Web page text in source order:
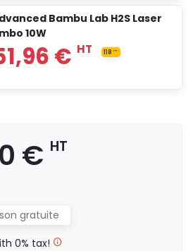
1 415,00 €HT
1 396,46 €
0,00 €
Bambu Lab H2S Laser
10W
€ HT
gratuite
0% tax!